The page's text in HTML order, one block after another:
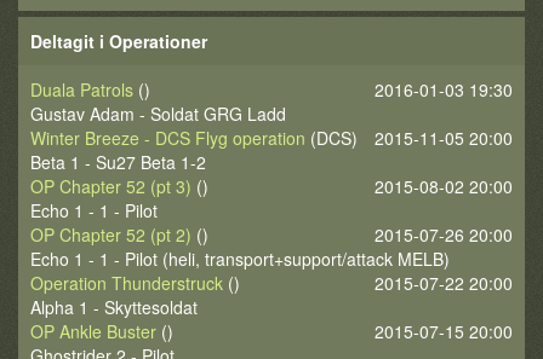
Deltagit i Operationer
2016-01-03 19:30
Duala Patrols ()
Gustav Adam - Soldat GRG Ladd
2015-11-05 20:00
Winter Breeze - DCS Flyg operation (DCS)
Beta 1 - Su27 Beta 1-2
2015-08-02 20:00
OP Chapter 52 (pt 3) ()
Echo 1 - 1 - Pilot
2015-07-26 20:00
OP Chapter 52 (pt 2) ()
Echo 1 - 1 - Pilot (heli, transport+support/attack MELB)
2015-07-22 20:00
Operation Thunderstruck ()
Alpha 1 - Skyttesoldat
2015-07-15 20:00
OP Ankle Buster ()